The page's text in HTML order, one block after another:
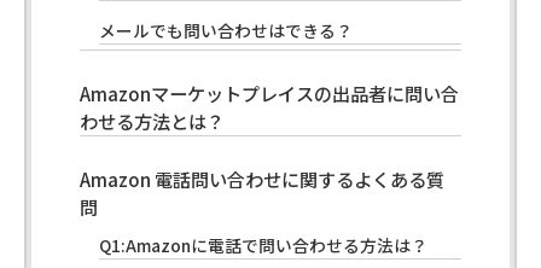
メールでも問い合わせはできる？
Amazonマーケットプレイスの出品者に問い合
わせる方法とは？
Amazon 電話問い合わせに関するよくある質
問
Q1:Amazonに電話で問い合わせる方法は？